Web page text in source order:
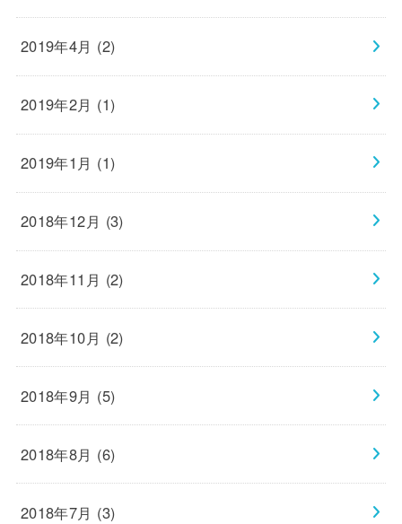
2019年4月 (2)
2019年2月 (1)
2019年1月 (1)
2018年12月 (3)
2018年11月 (2)
2018年10月 (2)
2018年9月 (5)
2018年8月 (6)
2018年7月 (3)